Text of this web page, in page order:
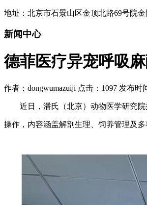
地址：北京市石景山区金顶北路69号院
新闻中心
德菲医疗异宠呼吸
作者：dongwumazuiji 点击：1097 发布时
近日，潘氏（北京）动物医学研究院
操作，内容涵盖解剖生理、饲养管理及